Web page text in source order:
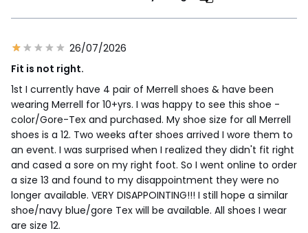
26/07/2026
Fit is not right.
1st I currently have 4 pair of Merrell shoes & have been
wearing Merrell for 10+yrs. I was happy to see this shoe -
color/Gore-Tex and purchased. My shoe size for all Merrell
shoes is a 12. Two weeks after shoes arrived I wore them to
an event. I was surprised when I realized they didn't fit right
and cased a sore on my right foot. So I went online to order
a size 13 and found to my disappointment they were no
longer available. VERY DISAPPOINTING!!! I still hope a similar
shoe/navy blue/gore Tex will be available. All shoes I wear
are size 12.